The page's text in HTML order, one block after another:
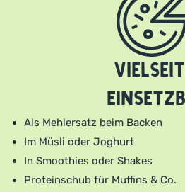
Als Mehlersatz beim Backen
Im Müsli oder Joghurt
In Smoothies oder Shakes
Proteinschub für Muffins & Co.